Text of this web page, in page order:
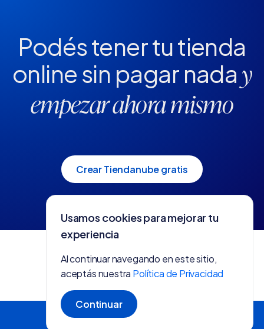
Usamos cookies para mejorar tu
experiencia
Al continuar navegando en este sitio,
aceptás nuestra Política de Privacidad
Continuar
Podés tener tu tienda
onlinesin pagar nada y
empezar ahora mismo
Crear Tiendanube gratis
Crear tienda gratis